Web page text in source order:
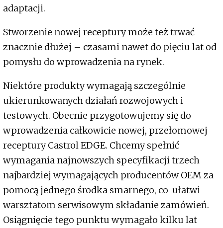
adaptacji.
Stworzenie nowej receptury może też trwać
znacznie dłużej – czasami nawet do pięciu lat od
pomysłu do wprowadzenia na rynek.
Niektóre produkty wymagają szczególnie
ukierunkowanych działań rozwojowych i
testowych. Obecnie przygotowujemy się do
wprowadzenia całkowicie nowej, przełomowej
receptury Castrol EDGE. Chcemy spełnić
wymagania najnowszych specyfikacji trzech
najbardziej wymagających producentów OEM za
pomocą jednego środka smarnego, co ułatwi
warsztatom serwisowym składanie zamówień.
Osiągnięcie tego punktu wymagało kilku lat